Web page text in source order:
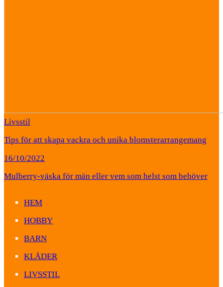
Livsstil
Tips för att skapa vackra och unika blomsterarrangemang
16/10/2022
Mulberry-väska för män eller vem som helst som behöver
HEM
HOBBY
BARN
KLÄDER
LIVSSTIL